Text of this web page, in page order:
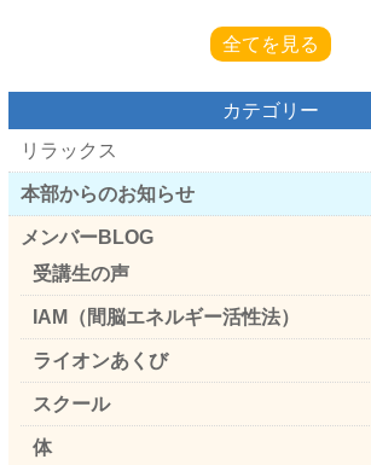
全てを見る
カテゴリー
リラックス
本部からのお知らせ
メンバーBLOG
受講生の声
IAM（間脳エネルギー活性法）
ライオンあくび
スクール
体